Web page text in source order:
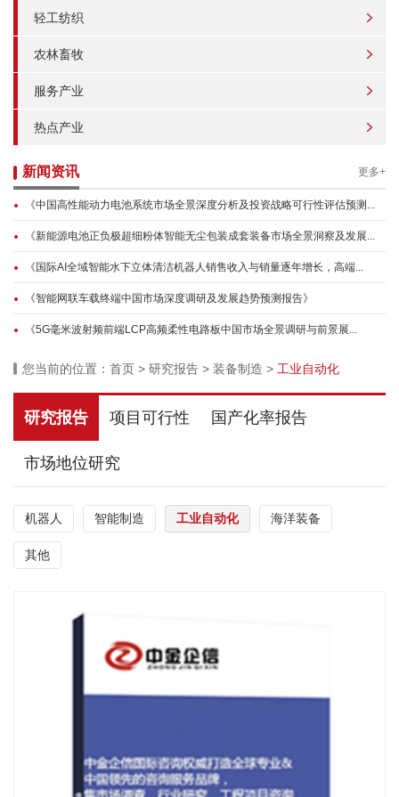
轻工纺织
农林畜牧
服务产业
热点产业
新闻资讯 更多+
《中国高性能动力电池系统市场全景深度分析及投资战略可行性评估预测...
《新能源电池正负极超细粉体智能无尘包装成套装备市场全景洞察及发展...
《国际AI全域智能水下立体清洁机器人销售收入与销量逐年增长，高端...
《智能网联车载终端中国市场深度调研及发展趋势预测报告》
《5G毫米波射频前端LCP高频柔性电路板中国市场全景调研与前景展...
您当前的位置： 首页 > 研究报告 > 装备制造 > 工业自动化
研究报告 项目可行性 国产化率报告
市场地位研究
机器人 智能制造 工业自动化 海洋装备
其他